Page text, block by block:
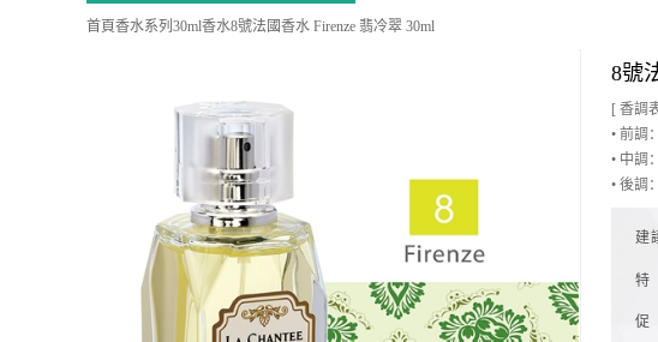
首頁香水系列 30ml香水8號法國香水 Firenze 翡冷翠 30ml
8號
[ 香調
• 前調
• 中調
• 後調
建